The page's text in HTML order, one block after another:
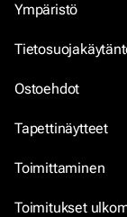
Ympäristö
Ostoehdot
Tapettinäytteet
Toimittaminen
Toimitukset